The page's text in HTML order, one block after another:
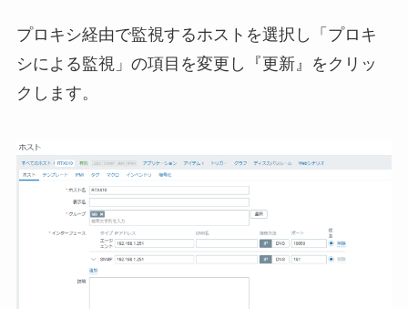
プロキシ経由で監視するホストを選択し「プロキ
シによる監視」の項目を変更し『更新』をクリッ
クします。